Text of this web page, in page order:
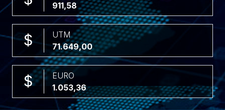
911,58
UTM
71.649,00
EURO
1.053,36